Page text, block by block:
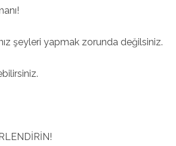
şeyleri yapmak zorunda değilsiniz.